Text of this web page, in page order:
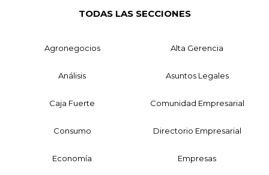
TODAS LAS SECCIONES
Agronegocios Alta Gerencia
Análisis Asuntos Legales
Caja Fuerte Comunidad Empresarial
Consumo Directorio Empresarial
Economía Empresas